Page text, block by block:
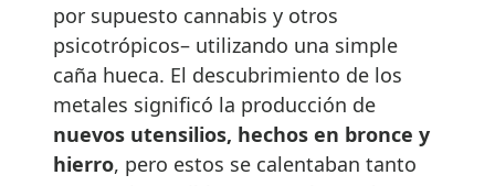
por supuesto cannabis y otros
psicotrópicos– utilizando una simple
caña hueca. El descubrimiento de los
metales significó la producción de
nuevos utensilios, hechos en bronce y
hierro, pero estos se calentaban tanto